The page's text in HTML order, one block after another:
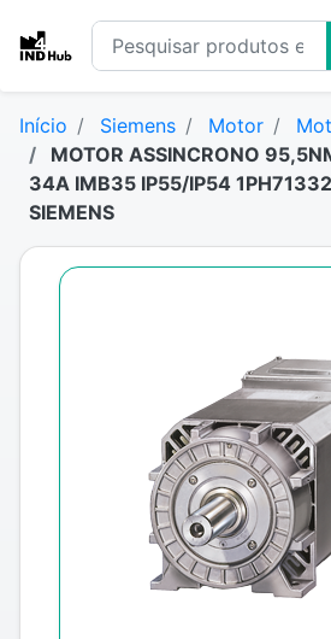
Início Siemens Motor
MOTOR ASSINCRONO
34A IMB35 IP55/IP54
SIEMENS